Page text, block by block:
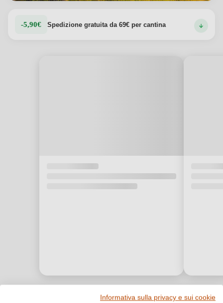
-5,90€ Spedizione gratuita da 69€ per cantina
Informativa sulla privacy e sui cookie